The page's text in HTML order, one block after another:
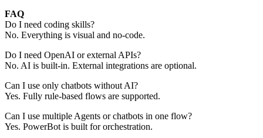
FAQ
Do I need coding skills?
No. Everything is visual and no-code.
Do I need OpenAI or external APIs?
No. AI is built-in. External integrations are optional.
Can I use only chatbots without AI?
Yes. Fully rule-based flows are supported.
Can I use multiple Agents or chatbots in one flow?
Yes. PowerBot is built for orchestration.